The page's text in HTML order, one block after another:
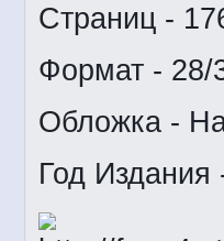
Страниц -
Формат - 28/
Обложка -
Год Издания